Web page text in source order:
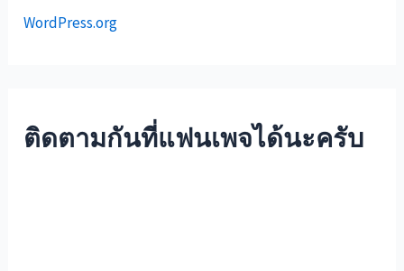
WordPress.org
ติดตามกันที่แฟนเพจได้นะครับ